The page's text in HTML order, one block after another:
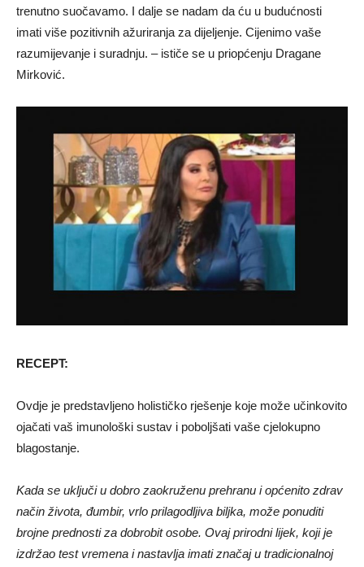
trenutno suočavamo. I dalje se nadam da ću u budućnosti
imati više pozitivnih ažuriranja za dijeljenje. Cijenimo vaše
razumijevanje i suradnju. – ističe se u priopćenju Dragane
Mirković.
RECEPT:
Ovdje je predstavljeno holističko rješenje koje može učinkovito
ojačati vaš imunološki sustav i poboljšati vaše cjelokupno
blagostanje.
Kada se uključi u dobro zaokruženu prehranu i općenito zdrav
način života, đumbir, vrlo prilagodljiva biljka, može ponuditi
brojne prednosti za dobrobit osobe. Ovaj prirodni lijek, koji je
izdržao test vremena i nastavlja imati značaj u tradicionalnoj